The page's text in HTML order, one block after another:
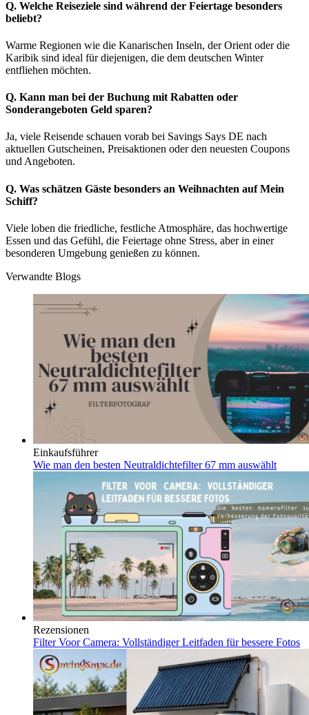
Q. Welche Reiseziele sind während der Feiertage besonders
beliebt?
Warme Regionen wie die Kanarischen Inseln, der Orient oder die
Karibik sind ideal für diejenigen, die dem deutschen Winter
entfliehen möchten.
Q. Kann man bei der Buchung mit Rabatten oder
Sonderangeboten Geld sparen?
Ja, viele Reisende schauen vorab bei Savings Says DE nach
aktuellen Gutscheinen, Preisaktionen oder den neuesten Coupons
und Angeboten.
Q. Was schätzen Gäste besonders an Weihnachten auf Mein
Schiff?
Viele loben die friedliche, festliche Atmosphäre, das hochwertige
Essen und das Gefühl, die Feiertage ohne Stress, aber in einer
besonderen Umgebung genießen zu können.
Verwandte Blogs
Einkaufsführer
Wie man den besten Neutraldichtefilter 67 mm auswählt
Rezensionen
Filter Voor Camera: Vollständiger Leitfaden für bessere Fotos